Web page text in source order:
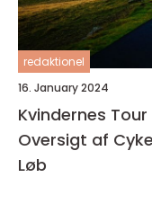
redaktionel
16. January 2024
Kvindernes
Oversigt af
Løb